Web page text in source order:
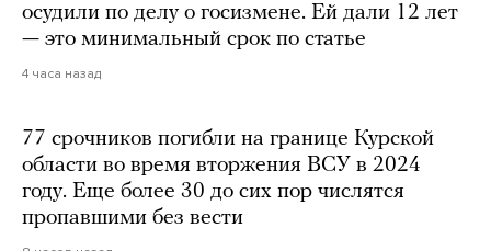
осудили по делу о госизмене. Ей дали 12 лет
— это минимальный срок по статье
4 часа назад
77 срочников погибли на границе Курской
области во время вторжения ВСУ в 2024
году. Еще более 30 до сих пор числятся
пропавшими без вести